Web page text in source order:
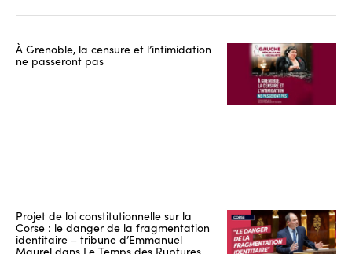
À Grenoble, la censure et l’intimidation
ne passeront pas
Projet de loi constitutionnelle sur la
Corse : le danger de la fragmentation
identitaire – tribune d’Emmanuel